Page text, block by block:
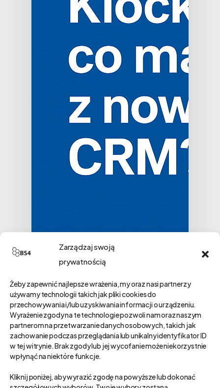
Zarządzaj swoją
prywatnością
Żeby zapewnić najlepsze wrażenia, my oraz nasi partnerzy
używamy technologii takich jak pliki cookies do
przechowywania i/lub uzyskiwania informacji o urządzeniu.
Wyrażenie zgody na te technologie pozwoli nam oraz naszym
partnerom na przetwarzanie danych osobowych, takich jak
zachowanie podczas przeglądania lub unikalny identyfikator ID
w tej witrynie. Brak zgody lub jej wycofanie może niekorzystnie
wpłynąć na niektóre funkcje.
Kliknij poniżej, aby wyrazić zgodę na powyższe lub dokonać